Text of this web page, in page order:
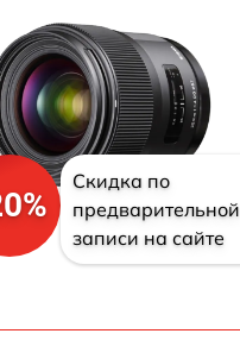
Скидка по
предварительной
записи на сайте